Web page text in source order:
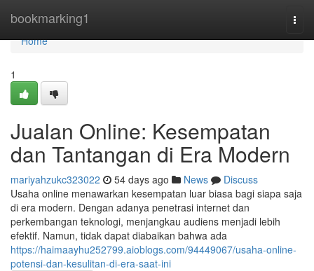
bookmarking1
Home
Home
1
Jualan Online: Kesempatan
dan Tantangan di Era Modern
mariyahzukc323022 54 days ago News
Discuss
Usaha online menawarkan kesempatan luar biasa bagi siapa saja
di era modern. Dengan adanya penetrasi internet dan
perkembangan teknologi, menjangkau audiens menjadi lebih
efektif. Namun, tidak dapat diabaikan bahwa ada
https://haimaayhu252799.aioblogs.com/94449067/usaha-online-
potensi-dan-kesulitan-di-era-saat-ini